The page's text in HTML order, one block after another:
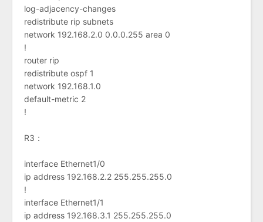
log-adjacency-changes
redistribute rip subnets
network 192.168.2.0 0.0.0.255 area 0
!
router rip
redistribute ospf 1
network 192.168.1.0
default-metric 2
!
R3：
interface Ethernet1/0
ip address 192.168.2.2 255.255.255.0
!
interface Ethernet1/1
ip address 192.168.3.1 255.255.255.0